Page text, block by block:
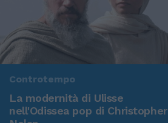
Controtempo
La modernità di Ulisse
nell'Odissea pop di Christopher